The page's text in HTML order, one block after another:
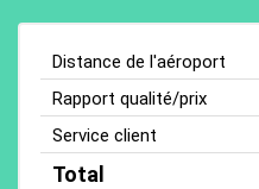
Distance de l'aéroport
Rapport qualité/prix
Service client
Total